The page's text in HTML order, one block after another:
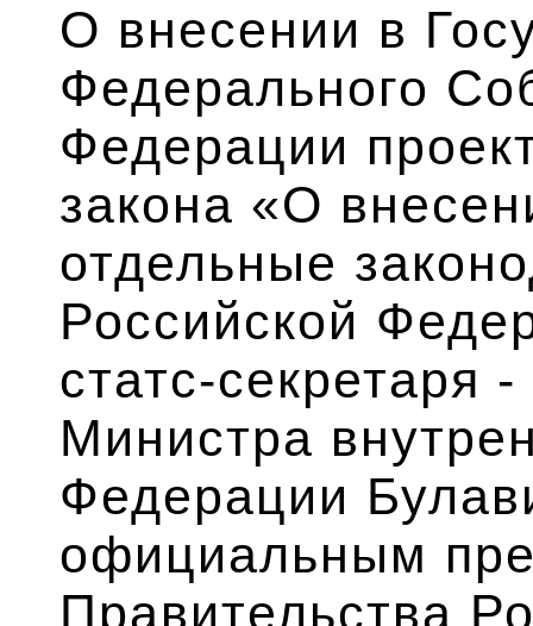
О внесении в
Федерального
Федерации
закона «О
отдельные
Российской
статс-секретаря
Министра
Федерации
официальным
Правительства